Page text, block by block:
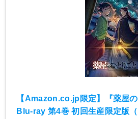
【Amazon.co.jp限定】『薬屋
Blu-ray 第4巻 初回生産限定版